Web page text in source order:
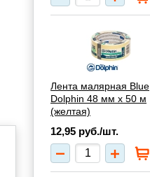
Лента малярная Blue
Dolphin 48 мм х 50 м
(желтая)
12,95 руб./шт.